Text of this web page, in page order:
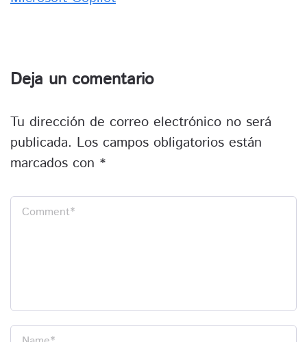
Deja un comentario
Tu dirección de correo electrónico no será
publicada. Los campos obligatorios están
marcados con *
Comment*